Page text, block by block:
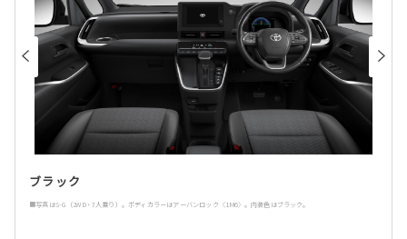
ブラック
■写真はS-G（2WD・7人乗り）。ボディカラーはアーバンロック〈1M6〉。内装色はブラック。